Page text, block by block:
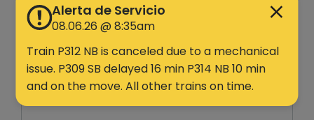
Alerta de Servicio
08.06.26 @ 8:35am
Train P312 NB is canceled due to a mechanical
issue. P309 SB delayed 16 min P314 NB 10 min
and on the move. All other trains on time.
Clientes de SunRail, 2 de abril
de 2026
26 de marzo de 2026